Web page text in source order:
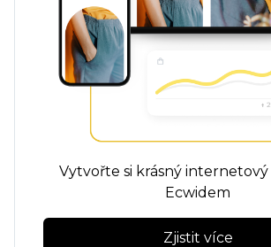
Vytvořte si krásný
Ecwidem
Zjistit více